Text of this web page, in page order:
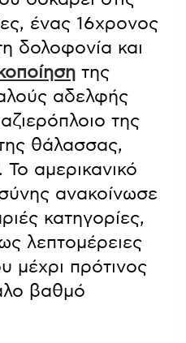
ένας 16χρονος
δολοφονία και
της
αδελφής
της
θάλασσας,
αμερικανικό
ανακοίνωσε
κατηγορίες,
λεπτομέρειες
μέχρι πρότινος
βαθμό